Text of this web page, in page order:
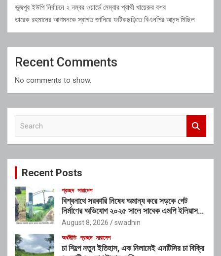
ভূজপুর ইউপি নির্বাচনে ২ নম্বর ওয়ার্ডে মেম্বার প্রার্থী খায়েরুর বশর
তারেক রহমানের আগমনকে স্বাগত জানিয়ে ফটিকছড়িতে বিএনপির আনন্দ মিছিল
Recent Comments
No comments to show.
c
Recent Posts
প্রচ্ছদ সারাদেশ
বিশ্বনাথে সরকারি নিষেধ অমান্য করে সড়কে গেট
নির্মাণের অভিযোগ ২০২৫ সালে সাবেক এমপি ইলিয়াস
আলীর নামে নামফলক স্থাপনের অভিযোগ
August 8, 2026 swadhin
অর্থনীতি প্রচ্ছদ সারাদেশ
চা শিল্পে নতুন ইতিহাস, এক নিলামেই এনটিসির চা বিক্রি